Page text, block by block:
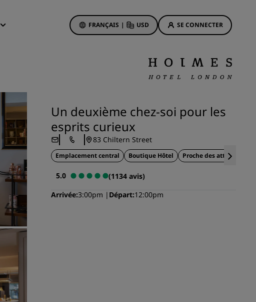
FRANÇAIS | USD SE CONNECTER
hôtels
Meetings
réunion
Offres d'hôtels
La magie opère dès les premiers
instants
Deals of the Day
Réservez à l’avance
Voir nos forfaits
Idées de voyage
Un deuxième chez-soi pour les
esprits curieux
83 Chiltern Street
Emplacement central Boutique Hôtel Proche des attractions
5.0
(1134 avis)
Arrivée 3:00pm Départ 12:00pm